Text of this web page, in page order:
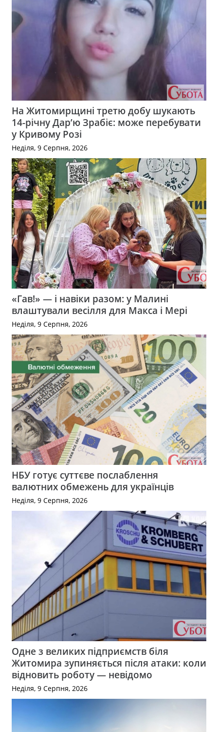
На Житомирщині третю добу шукають
14-річну Дар’ю Зрабіє: може перебувати
у Кривому Розі
Неділя, 9 Серпня, 2026
«Гав!» — і навіки разом: у Малині
влаштували весілля для Макса і Мері
Неділя, 9 Серпня, 2026
НБУ готує суттєве послаблення
валютних обмежень для українців
Неділя, 9 Серпня, 2026
Одне з великих підприємств біля
Житомира зупиняється після атаки: коли
відновить роботу — невідомо
Неділя, 9 Серпня, 2026